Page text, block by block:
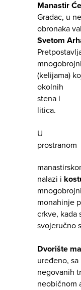
Manastir
Gradac, u
obronaka
Svetom
(kelijama)
okolnih
stena i
litica.
U
prostranom
nalazi i
monahinje
crkve, kada
svojeručno
Dvorište
uređeno,
negovanih
neobičnom